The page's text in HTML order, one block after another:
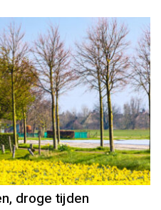
Berg
droge tijden